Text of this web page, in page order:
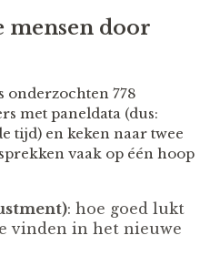
mensen door
onderzochten 778
met paneldata (dus:
tijd) en keken naar twee
vaak op één hoop
: hoe goed lukt
vinden in het nieuwe